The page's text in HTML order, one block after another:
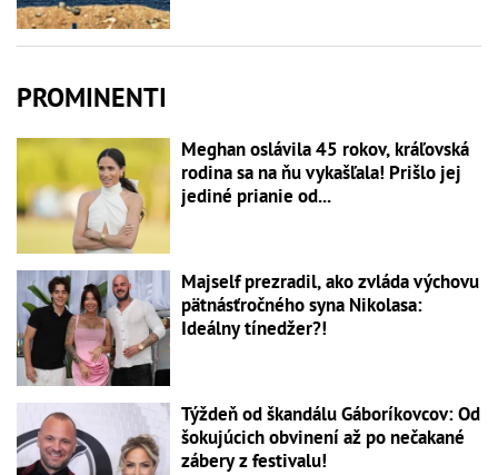
PROMINENTI
Meghan oslávila 45 rokov, kráľovská
rodina sa na ňu vykašľala! Prišlo jej
jediné prianie od...
Majself prezradil, ako zvláda výchovu
pätnásťročného syna Nikolasa:
Ideálny tínedžer?!
Týždeň od škandálu Gáboríkovcov: Od
šokujúcich obvinení až po nečakané
zábery z festivalu!